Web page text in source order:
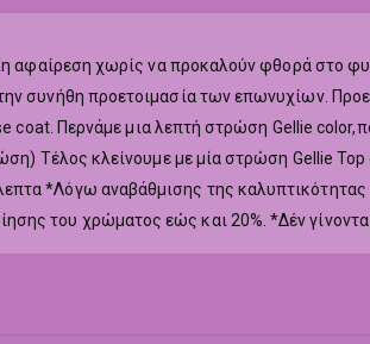
αφαίρεση χωρίς να προκαλούν φθορά στο
συνήθη προετοιμασία των επωνυχίων.
Περνάμε μια λεπτή στρώση Gellie
Τέλος κλείνουμε με μία στρώση Gellie
*Λόγω αναβάθμισης της
του χρώματος εώς και 20%. *Δέν